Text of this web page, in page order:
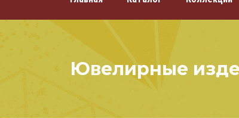
Ювелирные